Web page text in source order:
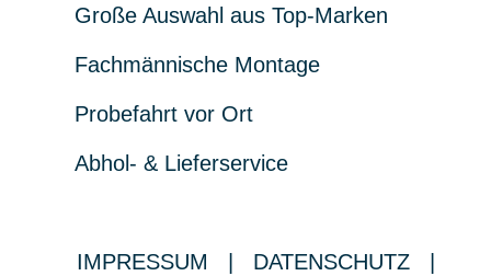
Große Auswahl aus Top-Marken
Fachmännische Montage
Probefahrt vor Ort
Abhol- & Lieferservice
IMPRESSUM DATENSCHUTZ